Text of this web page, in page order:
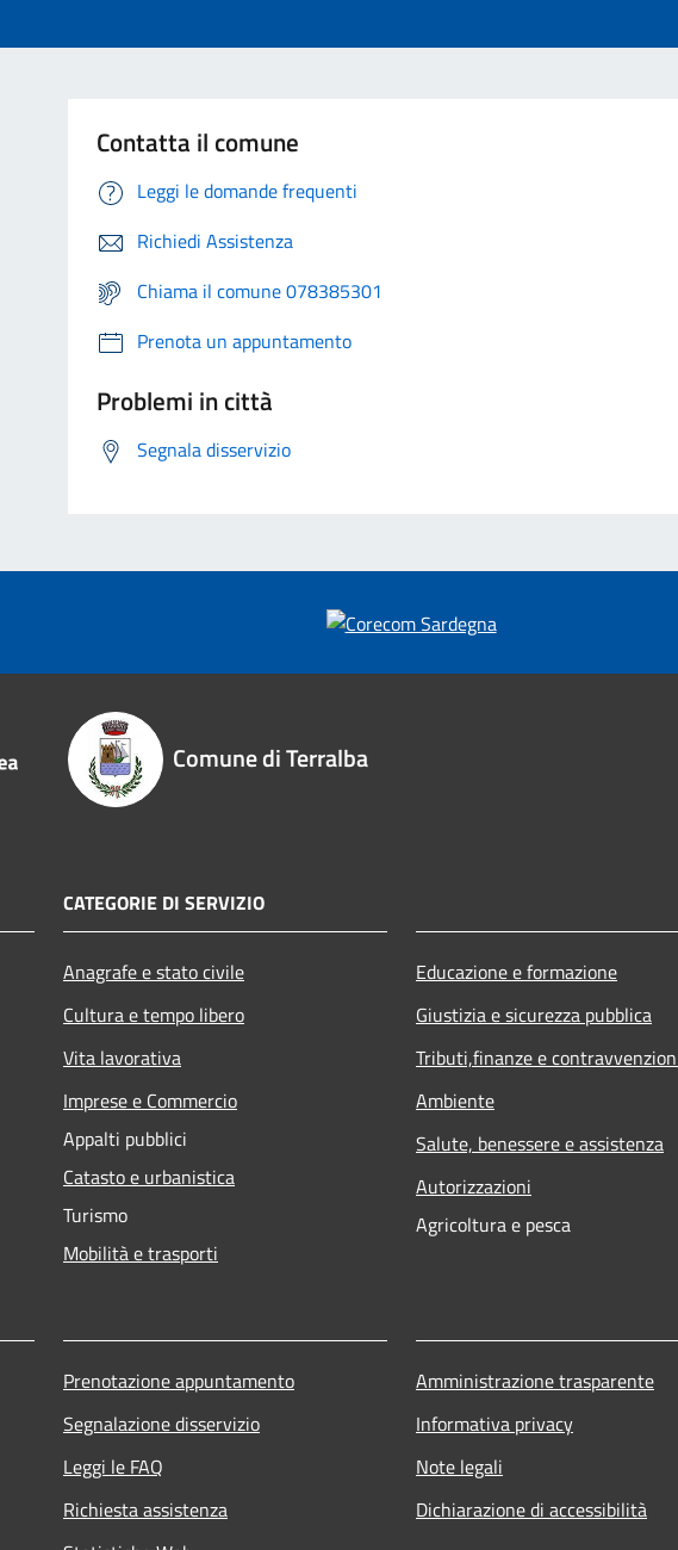
Contatta il comune
Leggi le domande frequenti
Richiedi Assistenza
Chiama il comune 078385301
Prenota un appuntamento
Problemi in città
Segnala disservizio
Comune di Terralba
CATEGORIE DI SERVIZIO
Anagrafe e stato civile
Cultura e tempo libero
Vita lavorativa
Imprese e Commercio
Appalti pubblici
Catasto e urbanistica
Turismo
Mobilità e trasporti
Educazione e formazione
Giustizia e sicurezza pubblica
Tributi,finanze e
Ambiente
Salute, benessere e assistenza
Autorizzazioni
Agricoltura e pesca
Prenotazione appuntamento
Segnalazione disservizio
Leggi le FAQ
Richiesta assistenza
Amministrazione trasparente
Informativa privacy
Note legali
Dichiarazione di accessibilità